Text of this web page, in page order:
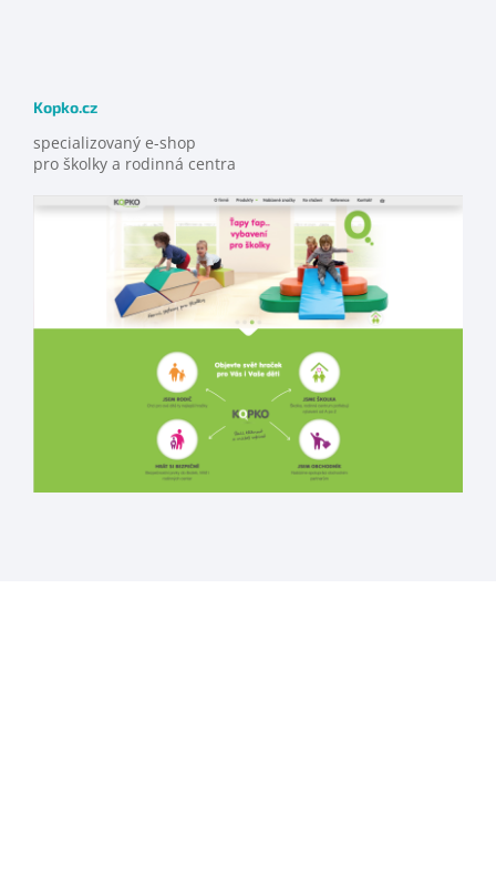
Kopko.cz
specializovaný e-shop
pro školky a rodinná centra